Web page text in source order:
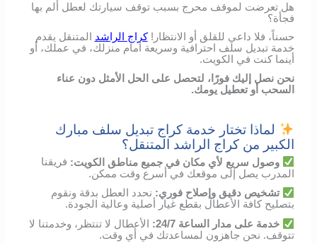
هل تعرضت لموقف محرج بسبب توقف سيارتك لعطل ألم بها
فجأة؟
حسناً، فلا داعي للقلق أو الانتظار!كراج الراشد المتنقل يقدم
خدمة تبديل سلف احترافية وسريعة أمام منزلك، في عملك، أو
أينما كنت في الكويت.
نحن نصل إليك فورًا، لتحصل على الحل الأمثل دون عناء
السحب أو تعطيل يومك.
لماذا تختار خدمة كراج تبديل سلف مبارك
الكبير من كراج الراشد المتنقل؟
وصول سريع لأي مكان في جميع مناطق الكويت: فريقنا
المدرب يصل إلى موقعك في أسرع وقت ممكن.
تشخيص دقيق وإصلاح فوري: نحدد العطل بدقة ونقوم
بتصليح كافة الأعطال بقطع غيار أصلية وعالية الجودة.
خدمة على مدار الساعة 24/7: الأعطال لا تنتظر، وخدمتنا لا
تتوقف. نحن جاهزون لمساعدتك في أي وقت.